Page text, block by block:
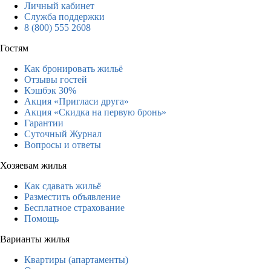
Личный кабинет
Служба поддержки
8 (800) 555 2608
Гостям
Как бронировать жильё
Отзывы гостей
Кэшбэк 30%
Акция «Пригласи друга»
Акция «Скидка на первую бронь»
Гарантии
Суточный Журнал
Вопросы и ответы
Хозяевам жилья
Как сдавать жильё
Разместить объявление
Бесплатное страхование
Помощь
Варианты жилья
Квартиры (апартаменты)